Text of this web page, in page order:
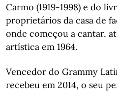
Carmo (1919-1998) e do
proprietários da casa de
onde começou a cantar,
artística em 1964.
Vencedor do Grammy
recebeu em 2014, o seu